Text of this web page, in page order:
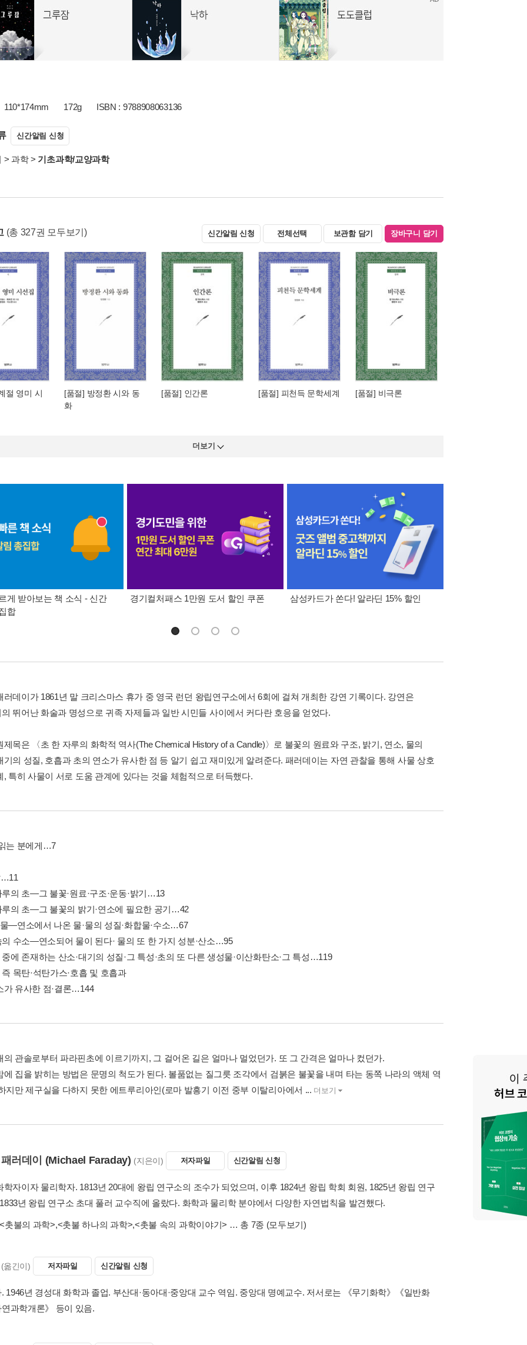
110*174mm 172g ISBN : 9788908063136
신간알림 신청
> 과학> 기초과학/교양과학
(총 327권 모두보기) 신간알림 신청 전체선택 보관함 담기 장바구니 담기
절 영미 시
[품절] 방정환 시와 동
화
[품절] 인간론 [품절] 피천득 문학세계 [품절] 비극론
더보기
게 받아보는 책 소식 - 신간
합
경기컬처패스 1만원 도서 할인 쿠폰 삼성카드가 쏜다! 알라딘 15% 할인
러데이가 1861년 말 크리스마스 휴가 중 영국 런던 왕립연구소에서 6회에 걸쳐 개최한 강연 기록이다. 강연은
뛰어난 화술과 명성으로 귀족 자제들과 일반 시민들 사이에서 커다란 호응을 얻었다.
제목은 〈초 한 자루의 화학적 역사(The Chemical History of a Candle)〉로 불꽃의 원료와 구조, 밝기, 연소, 물의
기의 성질, 호흡과 초의 연소가 유사한 점 등 알기 쉽고 재미있게 알려준다. 패러데이는 자연 관찰을 통해 사물 상호
, 특히 사물이 서로 도움 관계에 있다는 것을 체험적으로 터득했다.
는 분에게…7
…11
의 초―그 불꽃·원료·구조·운동·밝기…13
루의 초―그 불꽃의 밝기·연소에 필요한 공기…42
―연소에서 나온 물·물의 성질·화합물·수소…67
의 수소―연소되어 물이 된다· 물의 또 한 가지 성분·산소…95
에 존재하는 산소·대기의 성질·그 특성·초의 또 다른 생성물·이산화탄소·그 특성…119
목탄·석탄가스·호흡 및 호흡과
가 유사한 점·결론…144
의 관솔로부터 파라핀초에 이르기까지, 그 걸어온 길은 얼마나 멀었던가. 또 그 간격은 얼마나 컸던가.
에 집을 밝히는 방법은 문명의 척도가 된다. 볼품없는 질그릇 조각에서 검붉은 불꽃을 내며 타는 동쪽 나라의 액체 역
지만 제구실을 다하지 못한 에트루리아인(로마 발흥기 이전 중부 이탈리아에서 ... 더보기
러데이 (Michael Faraday) (지은이) 저자파일 신간알림 신청
학자이자 물리학자. 1813년 20대에 왕립 연구소의 조수가 되었으며, 이후 1824년 왕립 학회 회원, 1825년 왕립 연구
년 왕립 연구소 초대 풀러 교수직에 올랐다. 화학과 물리학 분야에서 다양한 자연법칙을 발견했다.
<촛불의 과학>,<촛불 하나의 과학>,<촛불 속의 과학이야기> … 총 7종 (모두보기)
(옮긴이) 저자파일 신간알림 신청
1946년 경성대 화학과 졸업. 부산대·동아대·중앙대 교수 역임. 중앙대 명예교수. 저서로는 《무기화학》《일반화
과학개론》 등이 있음.